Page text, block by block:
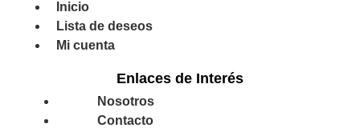
Inicio
Lista de deseos
Mi cuenta
Enlaces de Interés
Nosotros
Contacto